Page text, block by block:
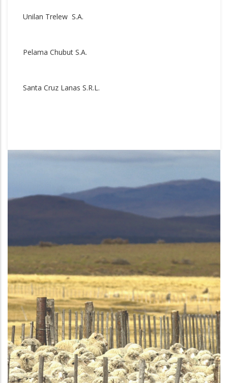
Unilan Trelew S.A.
Pelama Chubut S.A.
Santa Cruz Lanas S.R.L.